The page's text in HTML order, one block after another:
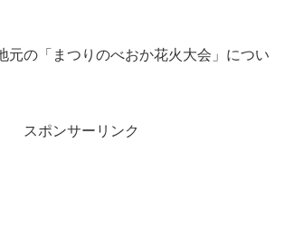
元の「まつりのべおか花火大会」につい
スポンサーリンク